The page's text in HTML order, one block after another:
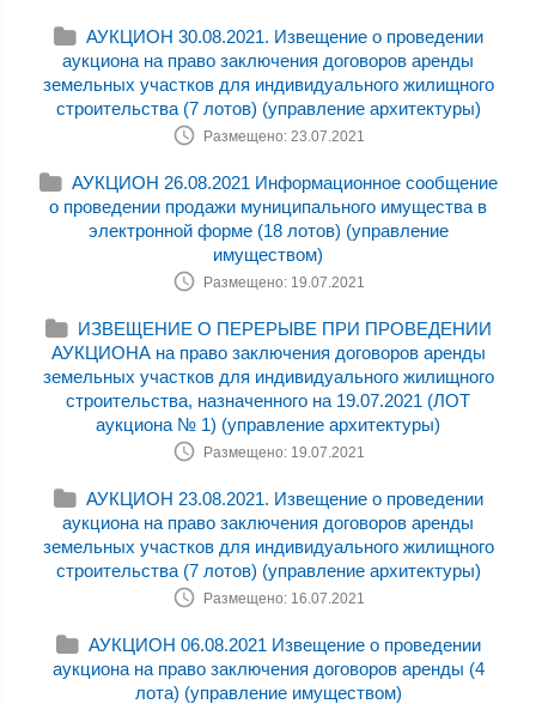
АУКЦИОН 30.08.2021. Извещение о проведении
аукциона на право заключения договоров аренды
земельных участков для индивидуального жилищного
строительства (7 лотов) (управление архитектуры)
Размещено: 23.07.2021
АУКЦИОН 26.08.2021 Информационное сообщение
о проведении продажи муниципального имущества в
электронной форме (18 лотов) (управление
имуществом)
Размещено: 19.07.2021
ИЗВЕЩЕНИЕ О ПЕРЕРЫВЕ ПРИ ПРОВЕДЕНИИ
АУКЦИОНА на право заключения договоров аренды
земельных участков для индивидуального жилищного
строительства, назначенного на 19.07.2021 (ЛОТ
аукциона № 1) (управление архитектуры)
Размещено: 19.07.2021
АУКЦИОН 23.08.2021. Извещение о проведении
аукциона на право заключения договоров аренды
земельных участков для индивидуального жилищного
строительства (7 лотов) (управление архитектуры)
Размещено: 16.07.2021
АУКЦИОН 06.08.2021 Извещение о проведении
аукциона на право заключения договоров аренды (4
лота) (управление имуществом)